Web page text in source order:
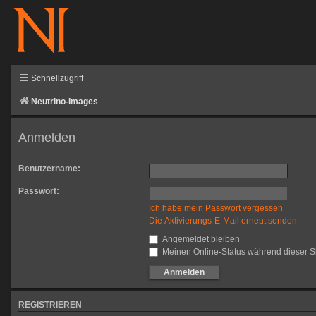
Schnellzugriff
Neutrino-Images
Anmelden
Benutzername:
Passwort:
Ich habe mein Passwort vergessen
Die Aktivierungs-E-Mail erneut senden
Angemeldet bleiben
Meinen Online-Status während dieser
REGISTRIEREN